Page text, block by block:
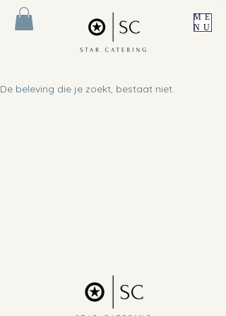
ME
NU
De beleving die je zoekt, bestaat niet.